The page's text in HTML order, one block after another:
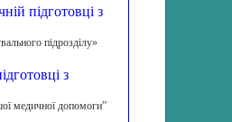
підготовці з
підрозділу»
з
медичної допомоги”